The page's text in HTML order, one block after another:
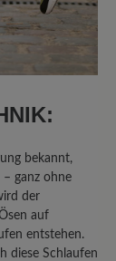
0%
bekannt,
ganz ohne
der
auf
entstehen.
diese Schlaufen